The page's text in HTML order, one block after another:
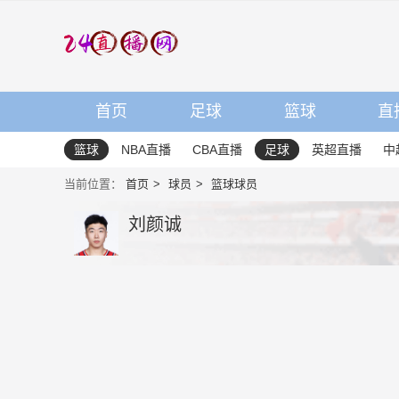
首页 足球 篮球 直
篮球 NBA直播 CBA直播 足球 英超直播 中
当前位置： 首页 球员 篮球球员
刘颜诚